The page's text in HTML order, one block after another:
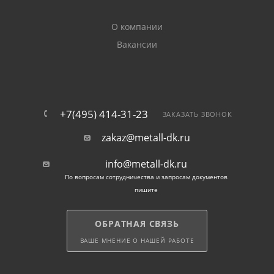
позволяют надежно фиксировать запорный элемент
О компании
Вакансии
+7(495) 414-31-23 ЗАКАЗАТЬ ЗВОНОК
zakaz@metall-dk.ru
info@metall-dk.ru
По вопросам сотрудничества и запросам документов
пишите
ОБРАТНАЯ СВЯЗЬ
ВАШЕ МНЕНИЕ О НАШЕЙ РАБОТЕ